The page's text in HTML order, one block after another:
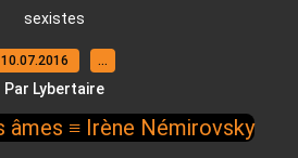
sexistes
10.07.2016 …
Par Lybertaire